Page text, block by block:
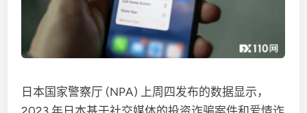
日本国家警察厅 (NPA) 上周四发布的数据显示，